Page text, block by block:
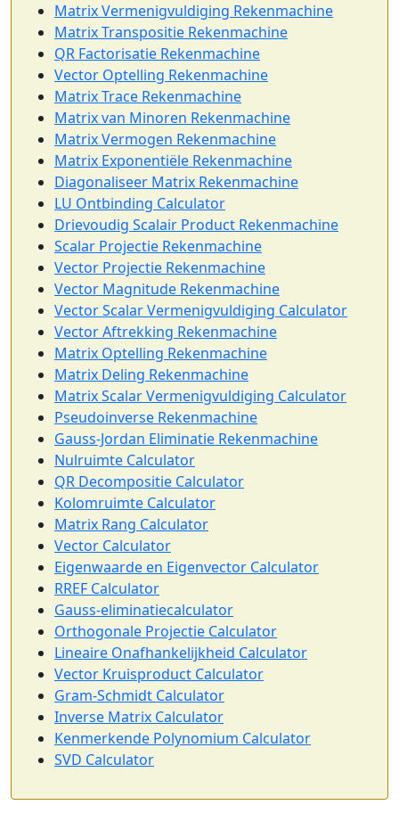
Matrix Vermenigvuldiging Rekenmachine
Matrix Transpositie Rekenmachine
QR Factorisatie Rekenmachine
Vector Optelling Rekenmachine
Matrix Trace Rekenmachine
Matrix van Minoren Rekenmachine
Matrix Vermogen Rekenmachine
Matrix Exponentiële Rekenmachine
Diagonaliseer Matrix Rekenmachine
LU Ontbinding Calculator
Drievoudig Scalair Product Rekenmachine
Scalar Projectie Rekenmachine
Vector Projectie Rekenmachine
Vector Magnitude Rekenmachine
Vector Scalar Vermenigvuldiging Calculator
Vector Aftrekking Rekenmachine
Matrix Optelling Rekenmachine
Matrix Deling Rekenmachine
Matrix Scalar Vermenigvuldiging Calculator
Pseudoinverse Rekenmachine
Gauss-Jordan Eliminatie Rekenmachine
Nulruimte Calculator
QR Decompositie Calculator
Kolomruimte Calculator
Matrix Rang Calculator
Vector Calculator
Eigenwaarde en Eigenvector Calculator
RREF Calculator
Gauss-eliminatiecalculator
Orthogonale Projectie Calculator
Lineaire Onafhankelijkheid Calculator
Vector Kruisproduct Calculator
Gram-Schmidt Calculator
Inverse Matrix Calculator
Kenmerkende Polynomium Calculator
SVD Calculator